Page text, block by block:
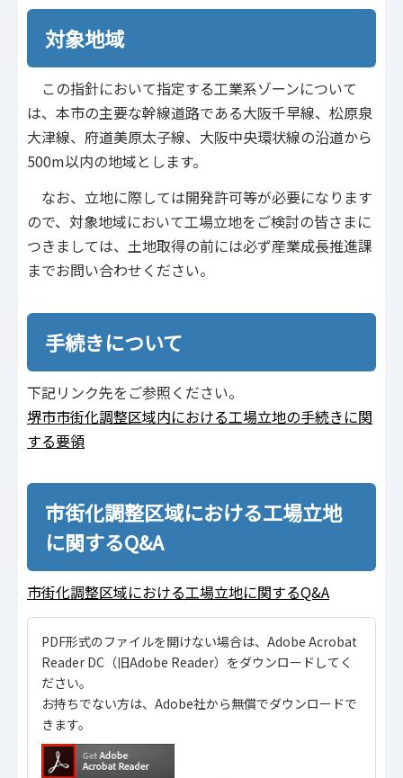
対象地域
この指針において指定する工業系ゾーンについて
は、本市の主要な幹線道路である大阪千早線、松原泉
大津線、府道美原太子線、大阪中央環状線の沿道から
500m以内の地域とします。
なお、立地に際しては開発許可等が必要になります
ので、対象地域において工場立地をご検討の皆さまに
つきましては、土地取得の前には必ず産業成長推進課
までお問い合わせください。
手続きについて
下記リンク先をご参照ください。
堺市市街化調整区域内における工場立地の手続きに関
する要領
市街化調整区域における工場立地
に関するQ&A
市街化調整区域における工場立地に関するQ&A
PDF形式のファイルを開けない場合は、Adobe Acrobat
Reader DC（旧Adobe Reader）をダウンロードしてく
ださい。
お持ちでない方は、Adobe社から無償でダウンロードで
きます。